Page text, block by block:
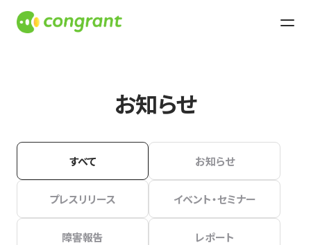
お知らせ
すべて お知らせ
プレスリリース イベント・セミナー
障害報告 レポート